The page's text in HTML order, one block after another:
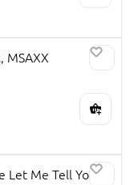
MSAXX
Me Tell You A